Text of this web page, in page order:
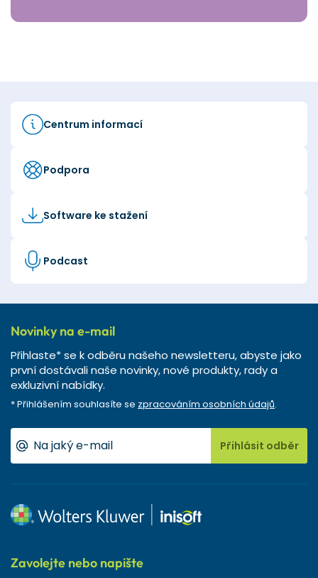
Centrum informací
Podpora
Software ke stažení
Podcast
Novinky na e-mail
Přihlaste* se k odběru našeho newsletteru, abyste jako
první dostávali naše novinky, nové produkty, rady a
exkluzivní nabídky.
* Přihlášením souhlasíte se zpracováním osobních údajů.
Přihlásit odběr
Zavolejte nebo napište